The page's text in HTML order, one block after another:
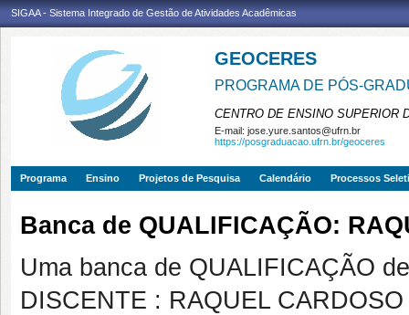
SIGAA - Sistema Integrado de Gestão de Atividades Acadêmicas
GEOCERES
PROGRAMA DE PÓS-
CENTRO DE ENSINO SUPERIOR
E-mail: jose.yure.santos@ufrn.br
https://posgraduacao.ufrn.br/geoceres
Programa Ensino Projetos de Pesquisa Calendário Processos
Banca de QUALIFICAÇÃO:
Uma banca de QUALIFICAÇÃO
DISCENTE : RAQUEL